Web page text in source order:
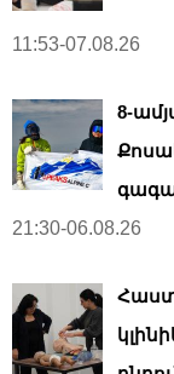
11:53-07.08.26
8-
21:30-06.08.26